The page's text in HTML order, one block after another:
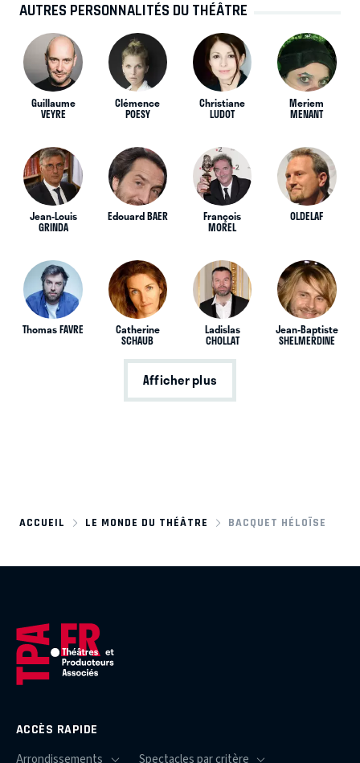
AUTRES PERSONNALITÉS DU THÉÂTRE
Guillaume
VEYRE
Clémence
POESY
Christiane
LUDOT
Meriem
MENANT
Jean-Louis
GRINDA
Edouard BAER François
MOREL
OLDELAF
Thomas FAVRE Catherine
SCHAUB
Ladislas
CHOLLAT
Jean-Baptiste
SHELMERDINE
Afficher plus
ACCUEIL LE MONDE DU THÉÂTRE BACQUET HÉLOÏSE
ACCÈS RAPIDE